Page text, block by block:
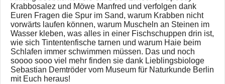
Krabbosalez und Möwe Manfred und verfolgen dank
Euren Fragen die Spur im Sand, warum Krabben nicht
vorwärts laufen können, warum Muscheln an Steinen im
Wasser kleben, was alles in einer Fischschuppen drin ist,
wie sich Tintentenfische tarnen und warum Haie beim
Schlafen immer schwimmen müssen. Das und noch
soooo sooo viel mehr finden sie dank Lieblingsbiologe
Sebastian Demtröder vom Museum für Naturkunde Berlin
mit Euch heraus!